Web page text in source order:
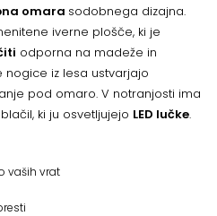
omara sodobnega dizajna.
iverne plošče, ki je
odporna na madeže in
nogice iz lesa ustvarjajo
pod omaro. V notranjosti ima
ki ju osvetljujejo LED lučke.
vaših vrat